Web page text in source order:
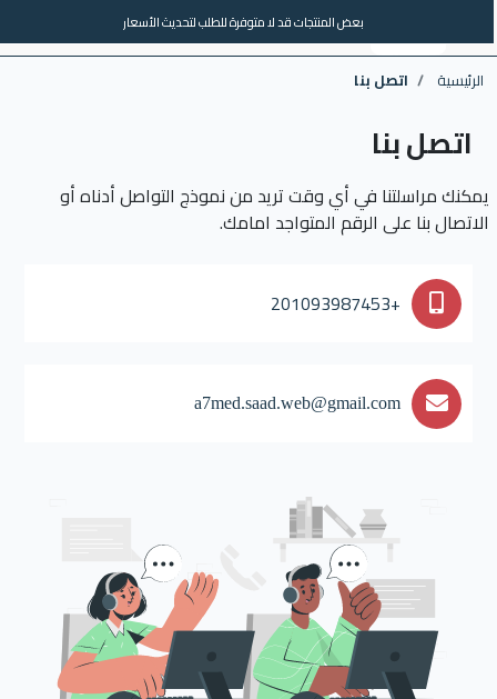
بعض المنتجات قد لا متوفرة للطلب لتحديث الأسعار
الماركات العروض
الرئيسية اتصل بنا
اتصل بنا
يمكنك مراسلتنا في أي وقت تريد من نموذج التواصل أدناه أو
الاتصال بنا على الرقم المتواجد امامك.
+201093987453
a7med.saad.web@gmail.com